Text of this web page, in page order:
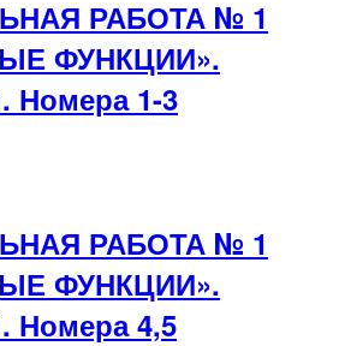
РАБОТА № 1
ФУНКЦИИ».
Номера 1-3
РАБОТА № 1
ФУНКЦИИ».
Номера 4,5